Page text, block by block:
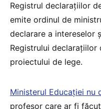
Registrul declarațiilor
emite ordinul de
declarare a intereselor
Registrului declarațiilor
proiectului de lege.
Ministerul Educației nu
profesor care ar fi